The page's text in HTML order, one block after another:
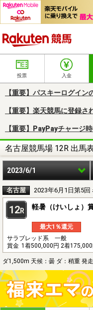
投票 入金
【重要】パスキーログイン
【重要】楽天競馬に登録
【重要】PayPayチャージ
名古屋競馬場 12R 出馬
2023/6/1
名古屋 2023年6月1日第5回
12R 軽暑（けいしょ
最大1％還元
サラブレッド系 一般
賞金 1着500,000円 2着
ダ1,500m 天候：曇 ダ：稍重 発